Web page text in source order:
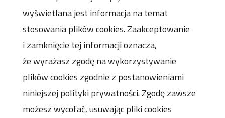
wyświetlana jest informacja na temat
stosowania plików cookies. Zaakceptowanie
i zamknięcie tej informacji oznacza,
że wyrażasz zgodę na wykorzystywanie
plików cookies zgodnie z postanowieniami
niniejszej polityki prywatności. Zgodę zawsze
możesz wycofać, usuwając pliki cookies